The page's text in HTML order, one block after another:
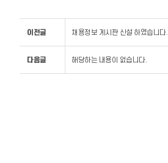
이전글 채용정보 게시판 신설 하였습니다.
다음글 해당하는 내용이 없습니다.